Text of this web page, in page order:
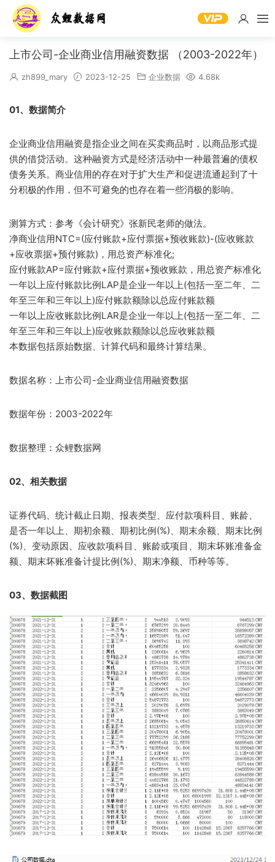
上市公司-企业商业信用融资数据 （2003-2022年）
zh899_mary 2023-12-25 企业数据 4.68k
01、数据简介
企业商业信用融资是指企业之间在买卖商品时，以商品形式提
供的借贷活动。这种融资方式是经济活动中一种最普遍的债权
债务关系。商业信用的存在对于扩大生产和促进流通起到了十
分积极的作用，但不可避免的也存在着一些消极的影响。
测算方式：参考《会计研究》张新民老师的做法。
净商业信用NTC=(应付账款+应付票据+预收账款)-(应收账款
+应收票据+预付账款)，用总资产标准化;
应付账款AP=应付账款+应付票据+预收账款，用总资产标准化
一年以上应付账款比例LAP是企业一年以上(包括一至二年、二
年至三年和三年以上)应付账款额除以总应付账款额
一年以上应收账款比例LAR是企业一年以上(包括一至二年、二
年至三年和三年以上)应收账款额除以总应收账款额
本数据包括原始数据、计算代码和最终计算结果。
数据名称：上市公司-企业商业信用融资数据
数据年份：2003-2022年
数据整理：众鲤数据网
02、相关数据
证券代码、统计截止日期、报表类型、应付款项科目、账龄、
是否一年以上、期初余额、期初比例(%)、期末余额、期末比例
(%)、变动原因、应收款项科目、账龄或项目、期末坏账准备金
额、期末坏账准备计提比例(%)、期末净额、币种等等。
03、数据截图